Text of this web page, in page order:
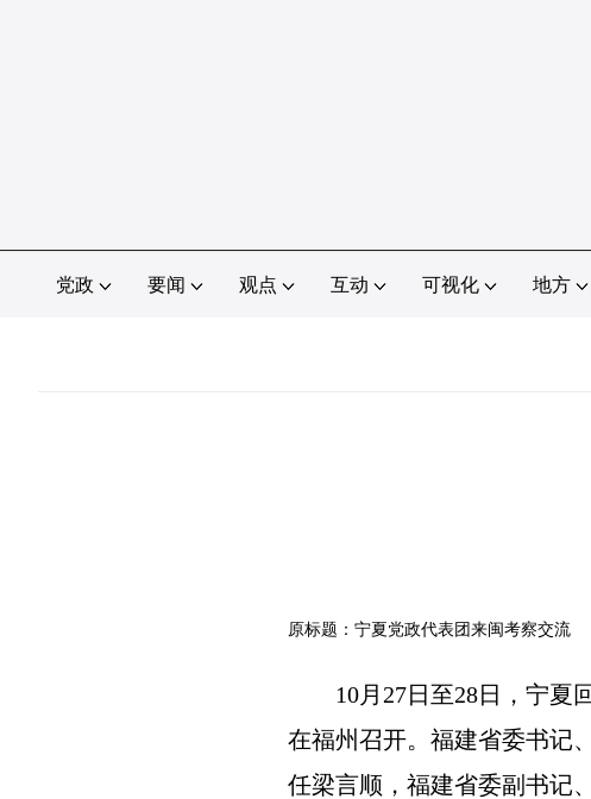
党政 要闻 观点 互动 可视化 地方
原标题：宁夏党政代表团来闽考察交流
10月27日至28日，宁夏
在福州召开。福建省委书记
任梁言顺，福建省委副书记